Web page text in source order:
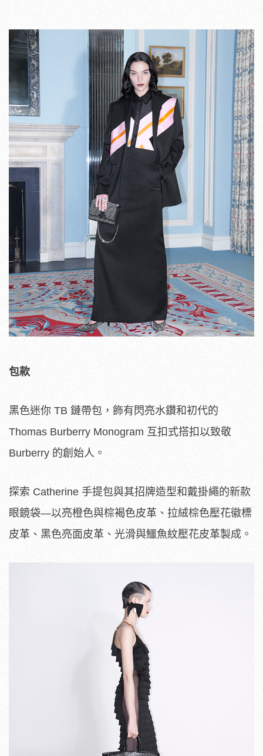
包款
黑色迷你 TB 鏈帶包，飾有閃亮水鑽和初代的
Thomas Burberry Monogram 互扣式搭扣以致敬
Burberry 的創始人。
探索 Catherine 手提包與其招牌造型和戴掛繩的新款
眼鏡袋—以亮橙色與棕褐色皮革、拉絨棕色壓花徽標
皮革、黑色亮面皮革、光滑與鱷魚紋壓花皮革製成。